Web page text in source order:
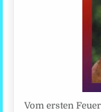
Vom ersten